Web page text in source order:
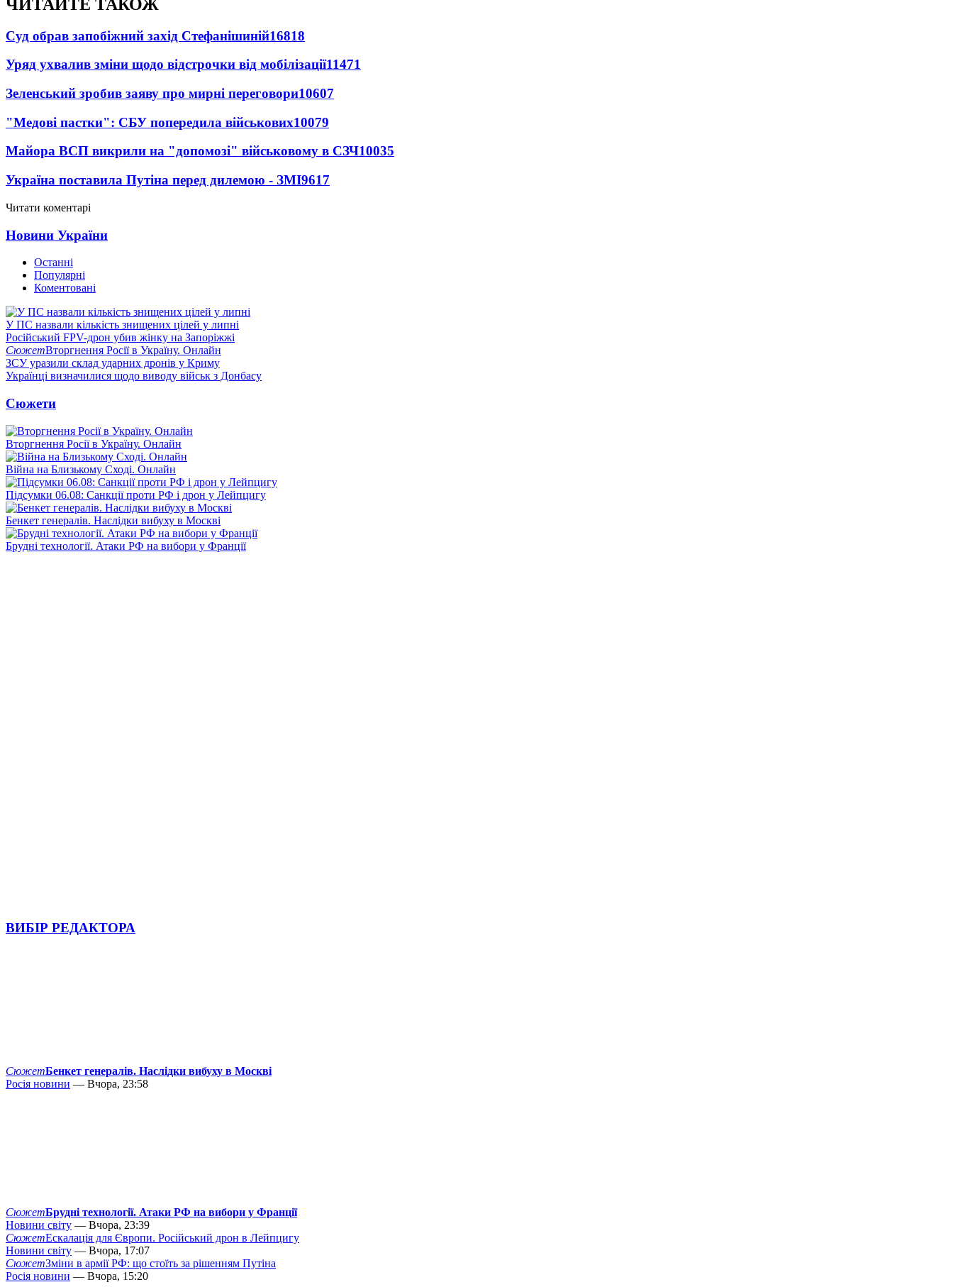
ЧИТАЙТЕ ТАКОЖ
Суд обрав запобіжний захід Стефанішиній16818
Уряд ухвалив зміни щодо відстрочки від мобілізації11471
Зеленський зробив заяву про мирні переговори10607
"Медові пастки": СБУ попередила військових10079
Майора ВСП викрили на "допомозі" військовому в СЗЧ10035
Україна поставила Путіна перед дилемою - ЗМІ9617
Читати коментарі
Новини України
Останні
Популярні
Коментовані
У ПС назвали кількість знищених цілей у липні
Російський FPV-дрон убив жінку на Запоріжжі
СюжетВторгнення Росії в Україну. Онлайн
ЗСУ уразили склад ударних дронів у Криму
Українці визначилися щодо виводу військ з Донбасу
Сюжети
Вторгнення Росії в Україну. Онлайн
Війна на Близькому Сході. Онлайн
Підсумки 06.08: Санкції проти РФ і дрон у Лейпцигу
Бенкет генералів. Наслідки вибуху в Москві
Брудні технології. Атаки РФ на вибори у Франції
ВИБІР РЕДАКТОРА
СюжетБенкет генералів. Наслідки вибуху в Москві
Росія новини — Вчора, 23:58
СюжетБрудні технології. Атаки РФ на вибори у Франції
Новини світу — Вчора, 23:39
СюжетЕскалація для Європи. Російський дрон в Лейпцигу
Новини світу — Вчора, 17:07
СюжетЗміни в армії РФ: що стоїть за рішенням Путіна
Росія новини — Вчора, 15:20